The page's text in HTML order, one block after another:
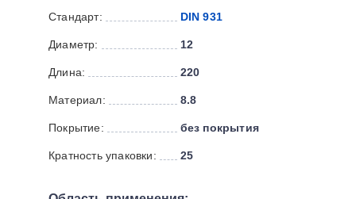
Стандарт: DIN 931
Диаметр: 12
Длина: 220
Материал: 8.8
Покрытие: без покрытия
Кратность упаковки: 25